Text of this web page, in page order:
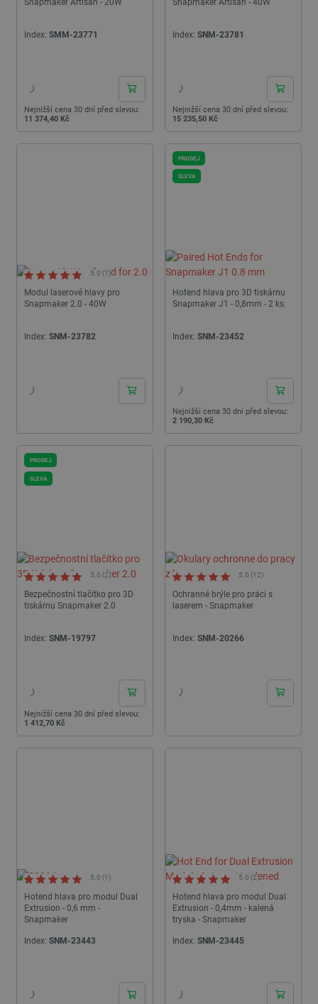
Index: SMM-23771
Nejnižší cena 30 dní před slevou:
11 374,40 Kč
Index: SNM-23781
Nejnižší cena 30 dní před slevou:
15 235,50 Kč
Modul laserové hlavy pro
Snapmaker 2.0 - 40W
5.0 (1)
Index: SNM-23782
Hotend hlava pro 3D tiskárnu
Snapmaker J1 - 0,8mm - 2 ks.
Index: SNM-23452
Nejnižší cena 30 dní před slevou:
2 190,30 Kč
PRODEJ
SLEVA
Bezpečnostní tlačítko pro 3D
tiskárnu Snapmaker 2.0
5.0 (2)
Index: SNM-19797
Nejnižší cena 30 dní před slevou:
1 412,70 Kč
PRODEJ
SLEVA
Ochranné brýle pro práci s
laserem - Snapmaker
5.0 (12)
Index: SNM-20266
Hotend hlava pro modul Dual
Extrusion - 0,6 mm -
Snapmaker
5.0 (1)
Index: SNM-23443
Hotend hlava pro modul Dual
Extrusion - 0,4mm - kalená
tryska - Snapmaker
5.0 (2)
Index: SNM-23445